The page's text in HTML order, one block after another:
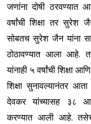
जणांना दोषी ठरवण्यात
वर्षांची शिक्षा तर सुरेश
सोबतच सुरेश जैन यांना
ठोठावण्यात आला आहे.
यांनाही ५ वर्षांची शिक्षा
शिक्षा सुनावल्यानंतर
देवकर यांच्यासह ३८
करण्यात आली आहे. तसेच